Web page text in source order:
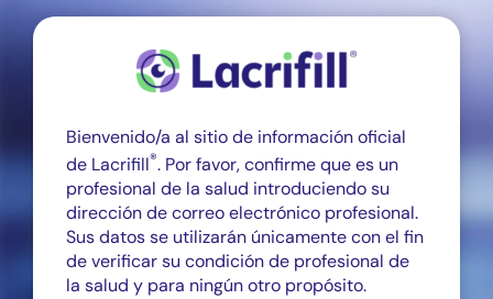
Bienvenido/a al sitio de información oficial
de Lacrifill®. Por favor, confirme que es un
profesional de la salud introduciendo su
dirección de correo electrónico profesional.
Sus datos se utilizarán únicamente con el fin
de verificar su condición de profesional de
la salud y para ningún otro propósito.